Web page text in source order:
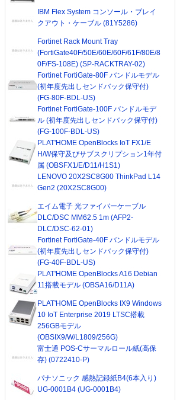
IBM Flex System コンソール・ブレイ
クアウト・ケーブル (81Y5286)
Fortinet Rack Mount Tray
(FortiGate40F/50E/60E/60F/61F/80E/8
0F/FS-108E) (SP-RACKTRAY-02)
Fortinet FortiGate-80F バンドルモデル
(初年度先出しセンドバック保守付)
(FG-80F-BDL-US)
Fortinet FortiGate-100F バンドルモデ
ル (初年度先出しセンドバック保守付)
(FG-100F-BDL-US)
PLAT'HOME OpenBlocks IoT FX1/E
H/W保守及びサブスクリプション1年付
属 (OBSFX1/E/D11/H1S1)
LENOVO 20X2SC8G00 ThinkPad L14
Gen2 (20X2SC8G00)
エイム電子 光ファイバーケーブル
DLC/DSC MM62.5 1m (AFP2-
DLC/DSC-62-01)
Fortinet FortiGate-40F バンドルモデル
(初年度先出しセンドバック保守付)
(FG-40F-BDL-US)
PLAT'HOME OpenBlocks A16 Debian
11搭載モデル (OBSA16/D11A)
PLAT'HOME OpenBlocks IX9 Windows
10 IoT Enterprise 2019 LTSC搭載
256GBモデル
(OBSIX9/W/L1809/256G)
富士通 POS-Cサーマルロール紙(高保
存) (0722410-P)
パナソニック 感熱記録紙B4(6本入り)
UG-0001B4 (UG-0001B4)